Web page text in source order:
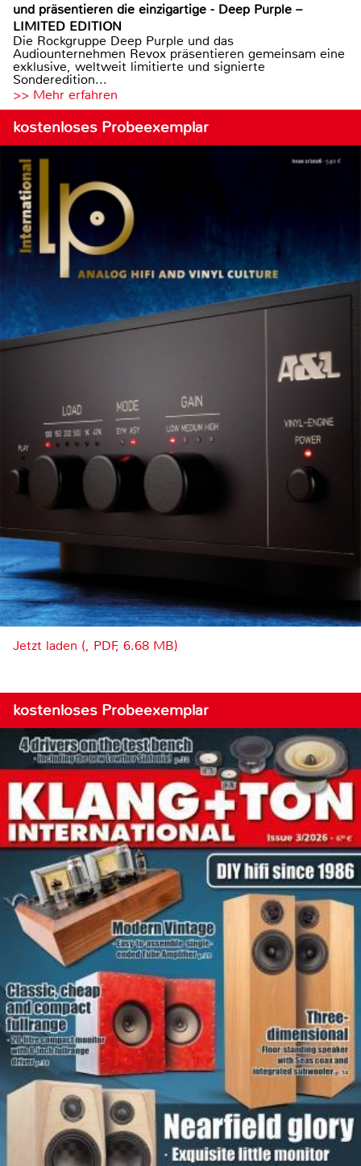
und präsentieren die einzigartige - Deep Purple –
LIMITED EDITION
Die Rockgruppe Deep Purple und das
Audiounternehmen Revox präsentieren gemeinsam eine
exklusive, weltweit limitierte und signierte
Sonderedition...
>> Mehr erfahren
kostenloses Probeexemplar
Jetzt laden (, PDF, 6.68 MB)
kostenloses Probeexemplar